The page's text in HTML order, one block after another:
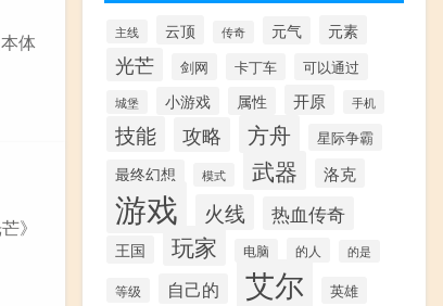
体
》
主线 云顶 传奇 元气 元素
光芒 剑网 卡丁车 可以通过
城堡 小游戏 属性 开原 手机
技能 攻略 方舟 星际争霸
最终幻想 模式 武器 洛克
游戏 火线 热血传奇
王国 玩家 电脑 的人 的是
等级 自己的 艾尔 英雄